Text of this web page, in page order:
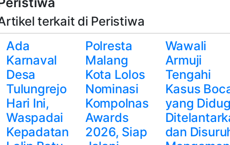
terkait di Peristiwa
Ada
Karnaval
Desa
Tulungrejo
Hari Ini,
Waspadai
Kepadatan
Polresta
Malang
Kota Lolos
Nominasi
Kompolnas
Awards
2026, Siap
Wawali
Armuji
Tengahi
Kasus
yang
dan